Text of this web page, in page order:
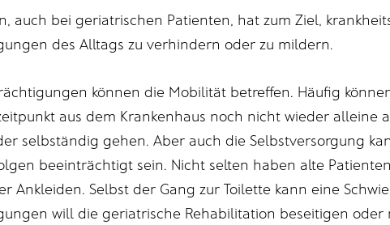
auch bei geriatrischen Patienten, hat zum Ziel,
des Alltags zu verhindern oder zu mildern.
können die Mobilität betreffen. Häufig
aus dem Krankenhaus noch nicht wieder alleine
selbständig gehen. Aber auch die Selbstversorgung
beeinträchtigt sein. Nicht selten haben alte
Ankleiden. Selbst der Gang zur Toilette kann eine
will die geriatrische Rehabilitation beseitigen oder